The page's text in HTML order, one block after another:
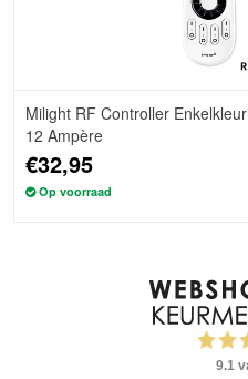
Milight RF Controller
12 Ampère
€32,95
Op voorraad